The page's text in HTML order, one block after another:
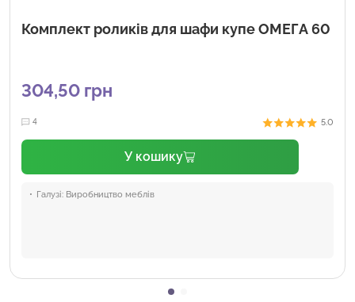
Комплект роликів для шафи купе ОМЕГА 60
304,50 грн
4 5.0
У кошику
Галузі: Виробництво меблів